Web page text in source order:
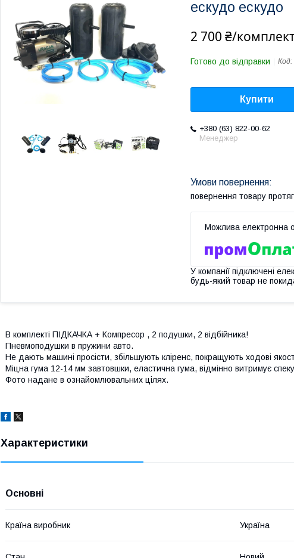
ескудо ескудо
2 700 ₴/
Готово до відправки Код:
Купити
+380 (63) 822-00-62
Менеджер
повернення товару
У компанії підключені
будь-який товар не
В комплекті ПІДКАЧКА + Компресор , 2 подушки, 2 відбійника!
Пневмоподушки в пружини авто.
Не дають машині просісти, збільшують кліренс, покращують ходові
Міцна гума 12-14 мм завтовшки, еластична гума, відмінно витримує
Фото надане в ознайомлювальних цілях.
Характеристики
Основні
Країна виробник Україна